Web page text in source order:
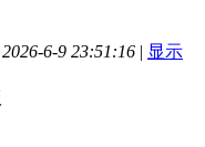
6-9 23:51:16 | 显示